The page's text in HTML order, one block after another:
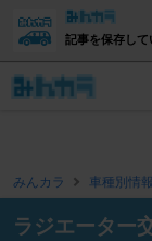
記事を保存して
みんカラ 車種別情報
ラジエーター